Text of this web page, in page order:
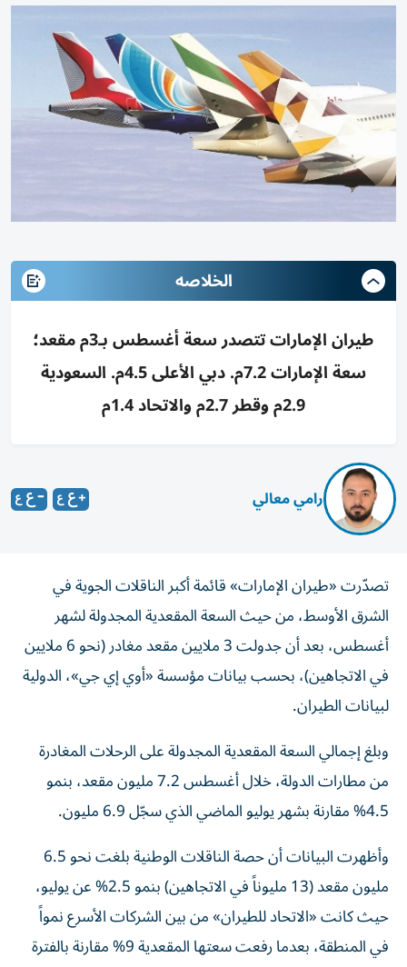
الخلاصه
طيران الإمارات تتصدر سعة أغسطس بـ3م مقعد؛
سعة الإمارات 7.2م. دبي الأعلى 4.5م. السعودية
2.9م وقطر 2.7م والاتحاد 1.4م
رامي معالي
تصدّرت «طيران الإمارات» قائمة أكبر الناقلات الجوية في
الشرق الأوسط، من حيث السعة المقعدية المجدولة لشهر
أغسطس، بعد أن جدولت 3 ملايين مقعد مغادر (نحو 6 ملايين
في الاتجاهين)، بحسب بيانات مؤسسة «أوي إي جي»، الدولية
لبيانات الطيران.
وبلغ إجمالي السعة المقعدية المجدولة على الرحلات المغادرة
من مطارات الدولة، خلال أغسطس 7.2 مليون مقعد، بنمو
4.5% مقارنة بشهر يوليو الماضي الذي سجّل 6.9 مليون.
وأظهرت البيانات أن حصة الناقلات الوطنية بلغت نحو 6.5
مليون مقعد (13 مليوناً في الاتجاهين) بنمو 2.5% عن يوليو،
حيث كانت «الاتحاد للطيران» من بين الشركات الأسرع نمواً
في المنطقة، بعدما رفعت سعتها المقعدية 9% مقارنة بالفترة